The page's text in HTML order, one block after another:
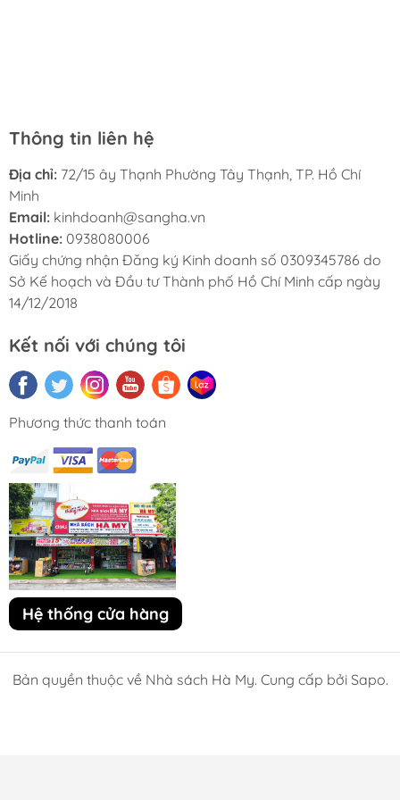
Thông tin liên hệ
Địa chỉ: 72/15 ây Thạnh Phường Tây Thạnh, TP. Hồ Chí
Minh
Email: kinhdoanh@sangha.vn
Hotline: 0938080006
Giấy chứng nhận Đăng ký Kinh doanh số 0309345786 do
Sở Kế hoạch và Đầu tư Thành phố Hồ Chí Minh cấp ngày
14/12/2018
Kết nối với chúng tôi
Phương thức thanh toán
Hệ thống cửa hàng
Bản quyền thuộc về Nhà sách Hà My. Cung cấp bởi Sapo.